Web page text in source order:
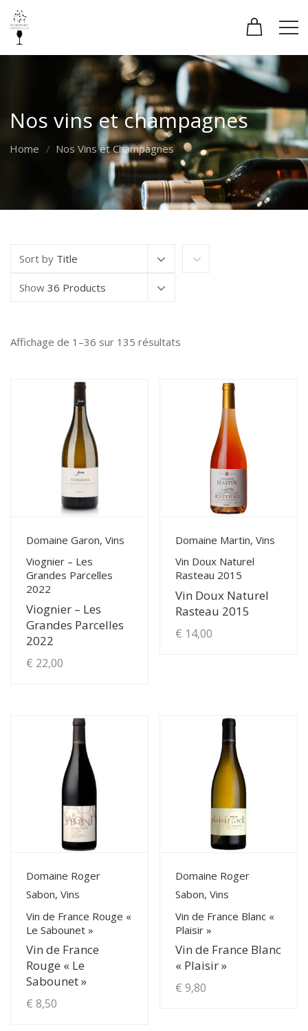
Nos vins et champagnes
Home Nos Vins et Champagnes
Sort by Title
Show 36 Products
Affichage de 1–36 sur 135 résultats
View Details
Domaine Garon, Vins
Viognier – Les
Grandes Parcelles
2022
Viognier – Les
Grandes Parcelles
2022
€ 22,00
View Details
Domaine Martin, Vins
Vin Doux Naturel
Rasteau 2015
Vin Doux Naturel
Rasteau 2015
€ 14,00
View Details
Domaine Roger
Sabon, Vins
Vin de France Rouge «
Le Sabounet »
Vin de France
Rouge « Le
Sabounet »
€ 8,50
View Details
Domaine Roger
Sabon, Vins
Vin de France Blanc «
Plaisir »
Vin de France Blanc
« Plaisir »
€ 9,80